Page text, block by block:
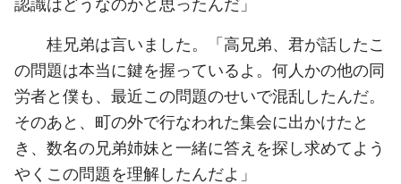
桂兄弟は言いました。「高兄弟、君が話したこ
の問題は本当に鍵を握っているよ。何人かの他の同
労者と僕も、最近この問題のせいで混乱したんだ。
そのあと、町の外で行なわれた集会に出かけたと
き、数名の兄弟姉妹と一緒に答えを探し求めてよう
やくこの問題を理解したんだよ」